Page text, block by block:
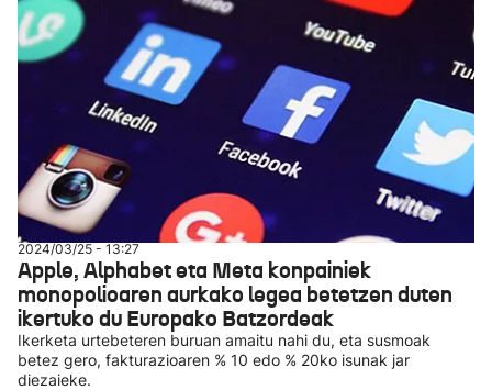
2024/03/25 - 13:27
Apple, Alphabet eta Meta konpainiek
monopolioaren aurkako legea betetzen duten
ikertuko du Europako Batzordeak
Ikerketa urtebeteren buruan amaitu nahi du, eta susmoak
betez gero, fakturazioaren % 10 edo % 20ko isunak jar
diezaieke.